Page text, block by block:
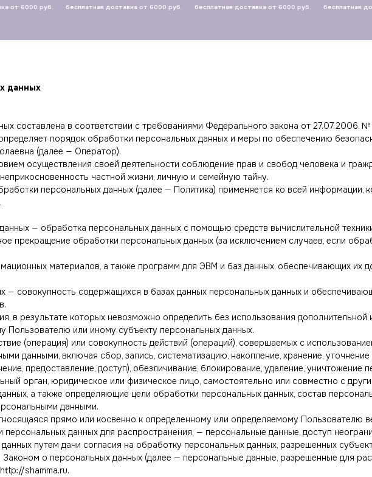
руб. бесплатная доставка от 6000 руб. бесплатная доставка от 6000 руб. бесплатная
данных
составлена в соответствии с требованиями Федерального закона от 27.07.2006.
порядок обработки персональных данных и меры по обеспечению
(далее — Оператор).
осуществления своей деятельности соблюдение прав и свобод человека и
частной жизни, личную и семейную тайну.
персональных данных (далее — Политика) применяется ко всей
— обработка персональных данных с помощью средств вычислительной
прекращение обработки персональных данных (за исключением случаев, если
материалов, а также программ для ЭВМ и баз данных, обеспечивающих их
— совокупность содержащихся в базах данных персональных данных и
в результате которых невозможно определить без использования
Пользователю или иному субъекту персональных данных.
(операция) или совокупность действий (операций), совершаемых с
данными, включая сбор, запись, систематизацию, накопление, хранение,
предоставление, доступ), обезличивание, блокирование, удаление, уничтожение
орган, юридическое или физическое лицо, самостоятельно или совместно с
а также определяющие цели обработки персональных данных, состав
данными.
прямо или косвенно к определенному или определяемому Пользователю
данных для распространения, — персональные данные, доступ
путем дачи согласия на обработку персональных данных, разрешенных
о персональных данных (далее — персональные данные, разрешенные для
shamma.ru.